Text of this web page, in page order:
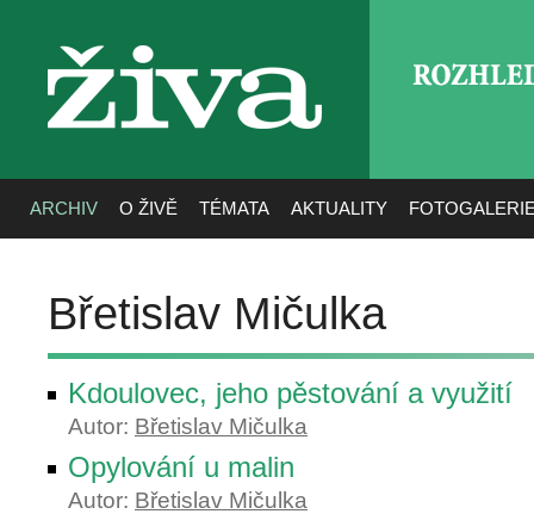
živa
ARCHIV O ŽIVĚ TÉMATA AKTUALITY
Břetislav Mičulka
Kdoulovec, jeho pěstování a využití
Autor: Břetislav Mičulka
Opylování u malin
Autor: Břetislav Mičulka